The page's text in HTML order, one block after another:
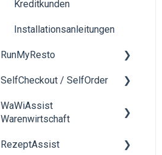
Kreditkunden
Installationsanleitungen
RunMyResto
Allgemein
mobileWaiter
SelfCheckout / SelfOrder
Allgemein
WaWiAssist
Warenwirtschaft
Allgemeines
RezeptAssist